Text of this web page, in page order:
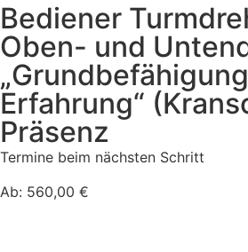
Bediener
Oben- und
Erfahrung“
Präsenz
Termine beim nächsten Schritt
Ab: 560,00 €